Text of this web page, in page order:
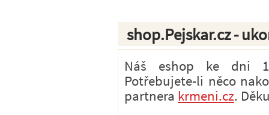
shop.Pejskar.cz -
Náš eshop ke dni
Potřebujete-li něco
partnera krmeni.cz.